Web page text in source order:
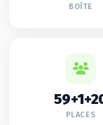
BOÎTE
PLACES